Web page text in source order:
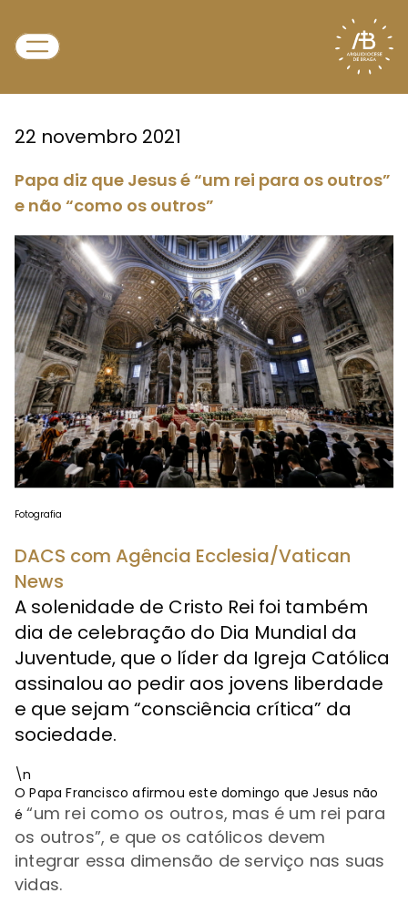
22 novembro 2021
Papa diz que Jesus é “um rei para os outros”
e não “como os outros”
Fotografia
DACS com Agência Ecclesia/Vatican
News
A solenidade de Cristo Rei foi também
dia de celebração do Dia Mundial da
Juventude, que o líder da Igreja Católica
assinalou ao pedir aos jovens liberdade
e que sejam “consciência crítica” da
sociedade.
\n
O Papa Francisco afirmou este domingo que Jesus não
é“um rei como os outros, mas é um rei para
os outros”, e que os católicos devem
integrar essa dimensão de serviço nas suas
vidas.